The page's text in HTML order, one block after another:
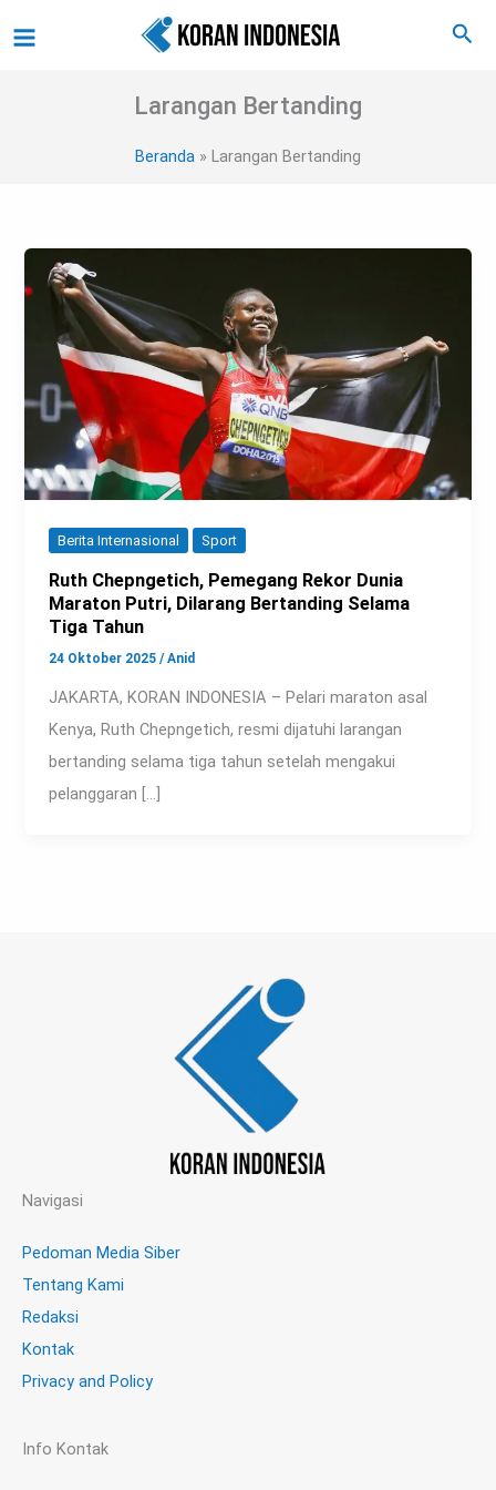
ke
Cari
Larangan Bertanding
Beranda Larangan Bertanding
Berita Internasional Sport
Ruth Chepngetich, Pemegang Rekor Dunia
Maraton Putri, Dilarang Bertanding Selama
Tiga Tahun
24 Oktober 2025/Anid
JAKARTA, KORAN INDONESIA – Pelari maraton asal
Kenya, Ruth Chepngetich, resmi dijatuhi larangan
bertanding selama tiga tahun setelah mengakui
pelanggaran […]
Navigasi
Pedoman Media Siber
Tentang Kami
Redaksi
Kontak
Privacy and Policy
Info Kontak